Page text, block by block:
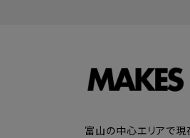
富山の中心エリアで